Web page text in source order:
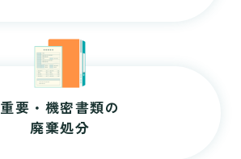
重要・機密書類の
廃棄処分